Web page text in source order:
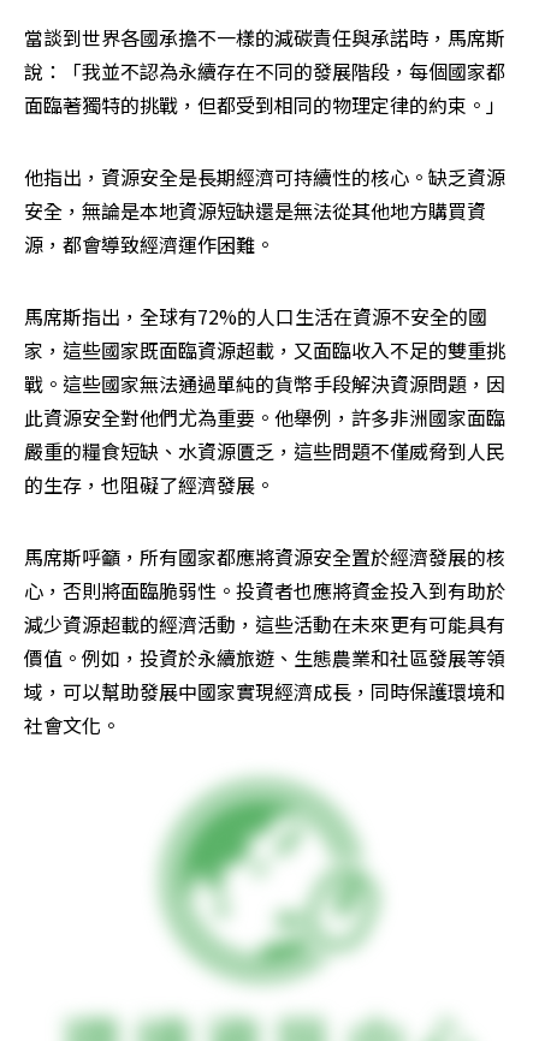
當談到世界各國承擔不一樣的減碳責任與承諾時，馬席斯
說：「我並不認為永續存在不同的發展階段，每個國家都
面臨著獨特的挑戰，但都受到相同的物理定律的約束。」
他指出，資源安全是長期經濟可持續性的核心。缺乏資源
安全，無論是本地資源短缺還是無法從其他地方購買資
源，都會導致經濟運作困難。
馬席斯指出，全球有72%的人口生活在資源不安全的國
家，這些國家既面臨資源超載，又面臨收入不足的雙重挑
戰。這些國家無法通過單純的貨幣手段解決資源問題，因
此資源安全對他們尤為重要。他舉例，許多非洲國家面臨
嚴重的糧食短缺、水資源匱乏，這些問題不僅威脅到人民
的生存，也阻礙了經濟發展。
馬席斯呼籲，所有國家都應將資源安全置於經濟發展的核
心，否則將面臨脆弱性。投資者也應將資金投入到有助於
減少資源超載的經濟活動，這些活動在未來更有可能具有
價值。例如，投資於永續旅遊、生態農業和社區發展等領
域，可以幫助發展中國家實現經濟成長，同時保護環境和
社會文化。